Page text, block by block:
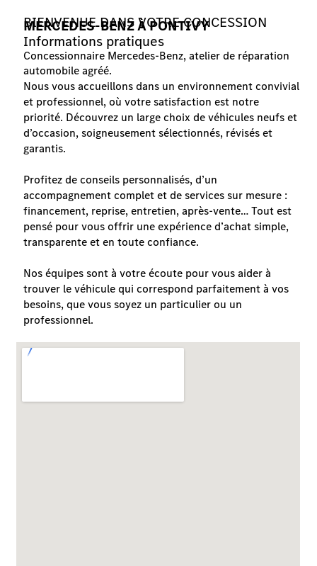
BIENVENUE DANS VOTRE CONCESSION
MERCEDES-BENZ À PONTIVY
Informations pratiques
Concessionnaire Mercedes-Benz, atelier de réparation
automobile agréé.
Nous vous accueillons dans un environnement convivial
et professionnel, où votre satisfaction est notre
priorité. Découvrez un large choix de véhicules neufs et
d’occasion, soigneusement sélectionnés, révisés et
garantis.
Profitez de conseils personnalisés, d’un
accompagnement complet et de services sur mesure :
financement, reprise, entretien, après-vente… Tout est
pensé pour vous offrir une expérience d’achat simple,
transparente et en toute confiance.
Nos équipes sont à votre écoute pour vous aider à
trouver le véhicule qui correspond parfaitement à vos
besoins, que vous soyez un particulier ou un
professionnel.